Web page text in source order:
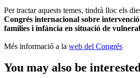
Per tractar aquests temes, tindrà lloc els
Congrés internacional sobre
famílies i infància en situació de
Més informació a la web del Congrés
You may also be